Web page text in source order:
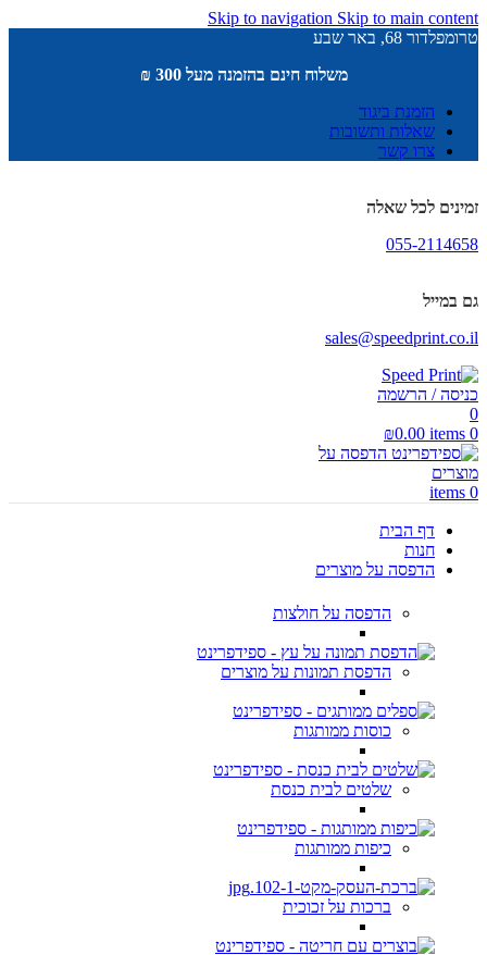
Skip to navigation Skip to main content
טרומפלדור 68, באר שבע
משלוח חינם בהזמנה מעל 300 ₪
הזמנת ביגוד
שאלות ותשובות
צרו קשר
זמינים לכל שאלה
055-2114658
גם במייל
sales@speedprint.co.il
כניסה / הרשמה
0
0
items
₪0.00
0
items
דף הבית
חנות
הדפסה על מוצרים
הדפסה על חולצות
הדפסת תמונות על מוצרים
כוסות ממותגות
שלטים לבית כנסת
כיפות ממותגות
ברכות על זכוכית